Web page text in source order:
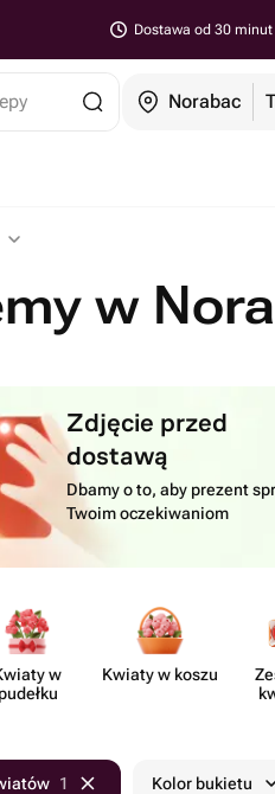
Dostawa od 30 minut
Norabac
w
Zdjęcie przed
dostawą
Dbamy o to, aby prezent
Twoim oczekiwaniom
w
pudełku
Kwiaty w koszu
1 Kolor bukietu